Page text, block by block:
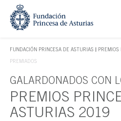
Saltar navegación. Ir directamente al
FUNDACIÓN PRINCESA DE ASTURIAS
TECLA DE ACCESO 1
PREMIOS
PREMIADOS
Contenido principal
GALARDONADOS CON
PREMIOS
ASTURIAS 2019